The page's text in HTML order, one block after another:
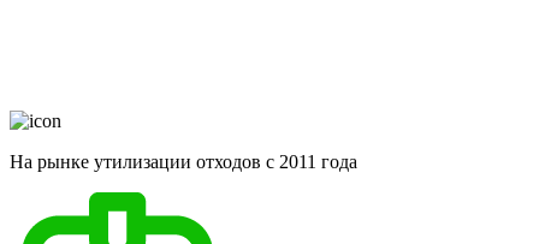
На рынке утилизации отходов с 2011 года